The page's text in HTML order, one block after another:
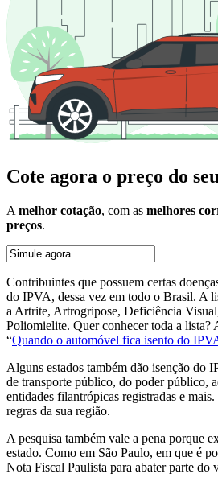
Cote agora o preço do
A melhor cotação, com as melhores
preços.
Contribuintes que possuem certas
do IPVA, dessa vez em todo o Brasil. A
a Artrite, Artrogripose, Deficiência
Poliomielite. Quer conhecer toda a lista?
“Quando o automóvel fica isento do
Alguns estados também dão isenção do
de transporte público, do poder público,
entidades filantrópicas registradas e
regras da sua região.
A pesquisa também vale a pena porque
estado. Como em São Paulo, em que é
Nota Fiscal Paulista para abater parte do